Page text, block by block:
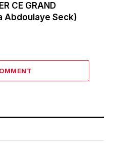
CE GRAND
Abdoulaye Seck)